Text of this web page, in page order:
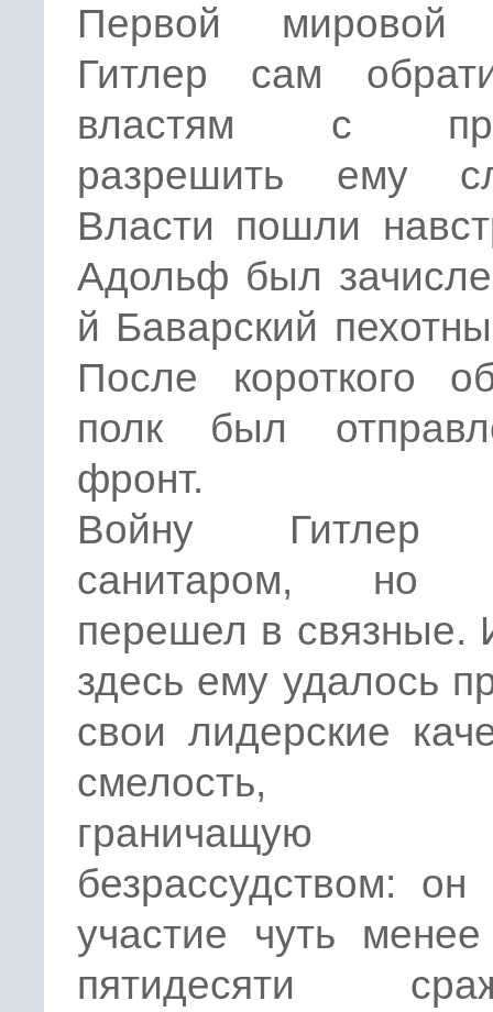
Первой мировой
Гитлер сам
властям с
разрешить ему
Власти пошли
Адольф был
й Баварский
После короткого
полк был
фронт.
Войну Гитлер
санитаром, но
перешел в связные.
здесь ему удалось
свои лидерские
смелость,
безрассудством: он
участие чуть
пятидесяти